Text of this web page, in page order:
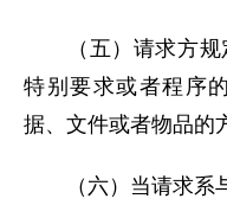
（五）请求方规
特别要求或者程序
据、文件或者物品的
（六）当请求系与